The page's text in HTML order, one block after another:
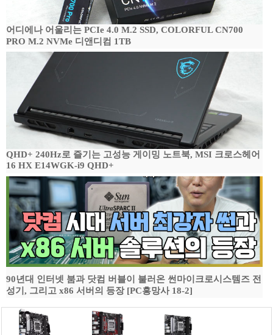
어디에나 어울리는 PCIe 4.0 M.2 SSD, COLORFUL CN700
PRO M.2 NVMe 디앤디컴 1TB
QHD+ 240Hz로 즐기는 고성능 게이밍 노트북, MSI 크로스헤어
16 HX E14WGK-i9 QHD+
90년대 인터넷 붐과 닷컴 버블이 불러온 썬마이크로시스템즈 전
성기, 그리고 x86 서버의 등장 [PC흥망사 18-2]